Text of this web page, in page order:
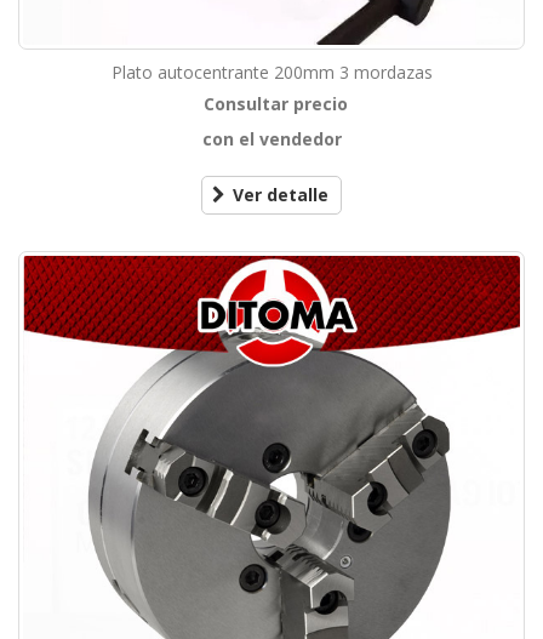
Plato autocentrante 200mm 3 mordazas
Consultar precio
con el vendedor
Ver detalle